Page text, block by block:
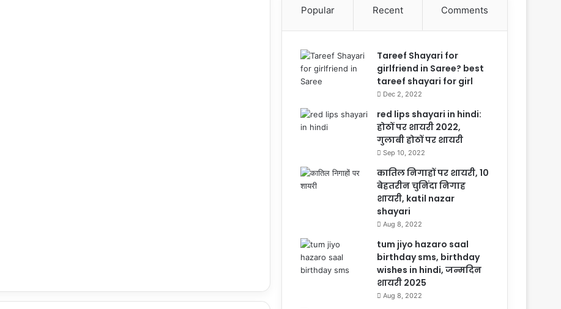
Popular Recent Comments
Tareef Shayari for
girlfriend in Saree? best
tareef shayari for girl
Dec 2, 2022
red lips shayari in hindi:
होठों पर शायरी 2022,
गुलाबी होठों पर शायरी
Sep 10, 2022
कातिल निगाहों पर शायरी, 10
बेहतरीन चुनिंदा निगाह
शायरी, katil nazar
shayari
Aug 8, 2022
tum jiyo hazaro saal
birthday sms, birthday
wishes in hindi, जन्मदिन
शायरी 2025
Aug 8, 2022